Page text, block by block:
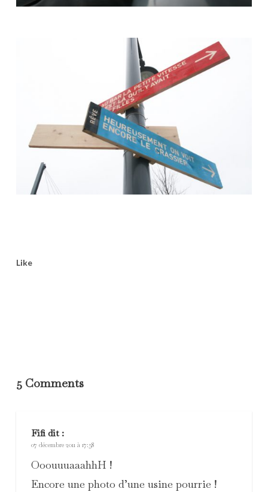
Like
5 Comments
Fifidit :
07 décembre 2011 à 17:58
OoouuuaaahhH !
Encore une photo d’une usine pourrie !